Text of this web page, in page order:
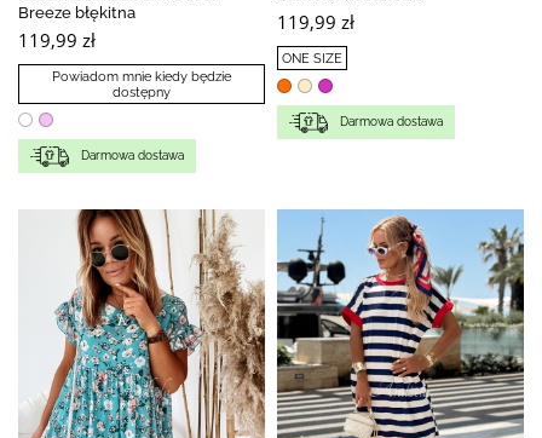
Breeze błękitna
119,99 zł
Powiadom mnie kiedy będzie
dostępny
Darmowa dostawa
119,99 zł
ONE SIZE
Darmowa dostawa